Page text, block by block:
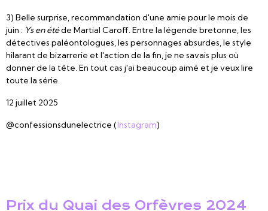
3) Belle surprise, recommandation d'une amie pour le mois de
juin : Ys en étéde Martial Caroff. Entre la légende bretonne, les
détectives paléontologues, les personnages absurdes, le style
hilarant de bizarrerie et l'action de la fin, je ne savais plus où
donner de la tête. En tout cas j'ai beaucoup aimé et je veux lire
toute la série.
12 juillet 2025
@confessionsdunelectrice (Instagram)
Prix du Quai des Orfèvres 2024